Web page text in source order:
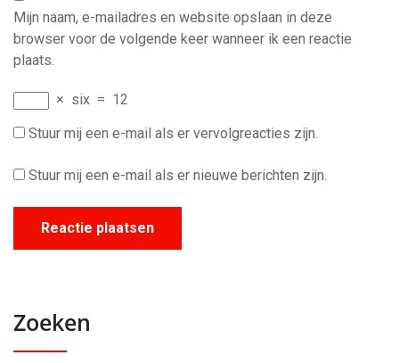
Mijn naam, e-mailadres en website opslaan in deze
browser voor de volgende keer wanneer ik een reactie
plaats.
× six = 12
Stuur mij een e-mail als er vervolgreacties zijn.
Stuur mij een e-mail als er nieuwe berichten zijn.
Zoeken